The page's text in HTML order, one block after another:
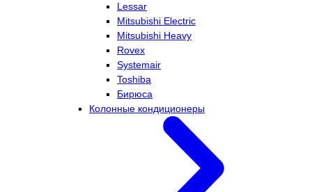
Lessar
Mitsubishi Electric
Mitsubishi Heavy
Rovex
Systemair
Toshiba
Бирюса
Колонные кондиционеры